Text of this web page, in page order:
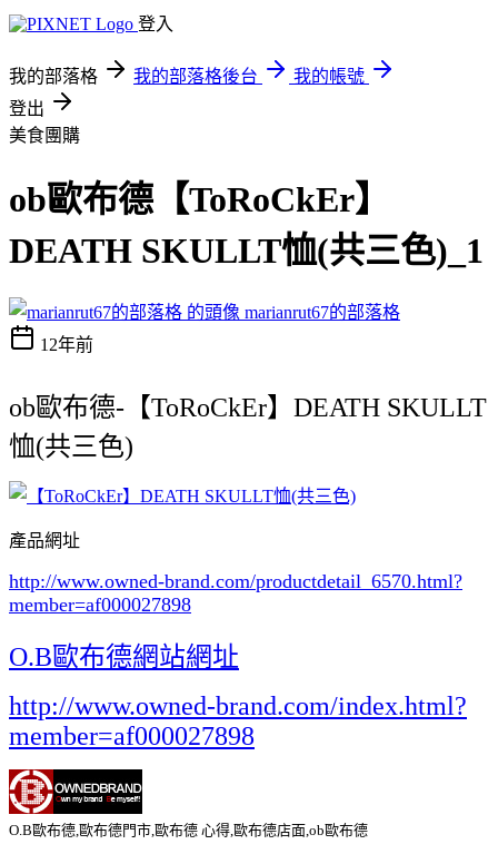
登入
我的部落格 我的部落格後台
我的帳號
登出
美食團購
ob歐布德【ToRoCkEr】
DEATH SKULLT恤(共三色)_1
marianrut67的部落格
12年前
ob歐布德-【ToRoCkEr】DEATH SKULLT
恤(共三色)
產品網址
http://www.owned-brand.com/productdetail_6570.html?
member=af000027898
O.B歐布德網站網址
http://www.owned-brand.com/index.html?
member=af000027898
O.B歐布德,歐布德門市,歐布德 心得,歐布德店面,ob歐布德